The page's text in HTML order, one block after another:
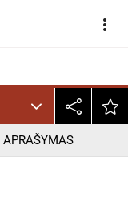
more_vert
APRAŠYMAS